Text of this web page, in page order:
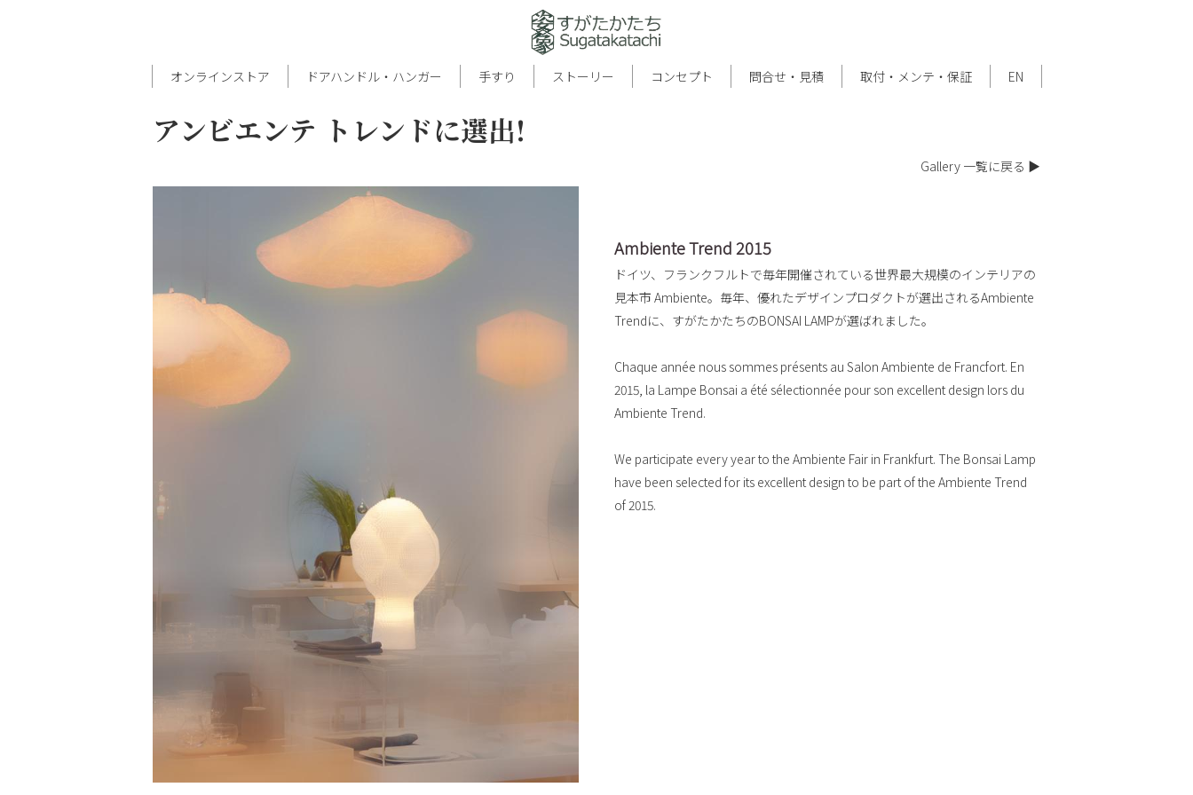
オンラインストア ドアハンドル・ハンガー 手すり ストーリー コンセプト 問合せ・見積 取付・メンテ・保証 EN
アンビエンテ トレンドに選出!
Gallery 一覧に戻る ▶
Ambiente Trend 2015
ドイツ、フランクフルトで毎年開催されている世界最大規模のインテリアの
見本市 Ambiente。毎年、優れたデザインプロダクトが選出されるAmbiente
Trendに、すがたかたちのBONSAI LAMPが選ばれました。
Chaque année nous sommes présents au Salon Ambiente de Francfort. En
2015, la Lampe Bonsai a été sélectionnée pour son excellent design lors du
Ambiente Trend.
We participate every year to the Ambiente Fair in Frankfurt. The Bonsai Lamp
have been selected for its excellent design to be part of the Ambiente Trend
of 2015.